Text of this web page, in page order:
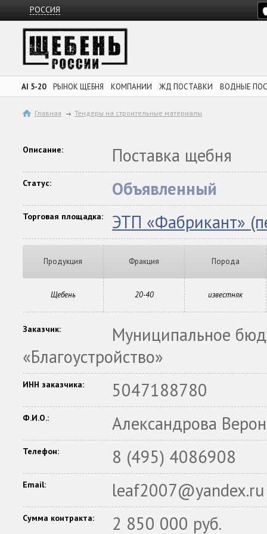
РОССИЯ
AI 5-20 РЫНОК ЩЕБНЯ КОМПАНИИ ЖД ПОСТАВКИ ВОДНЫЕ
Главная Тендеры на строительные материалы
Описание: Поставка щебня
Статус: Объявленный
Торговая площадка: ЭТП «Фабрикант»
Продукция Фракция Порода
Щебень 20-40 известняк
Заказчик:
Муниципальное
«Благоустройство»
ИНН заказчика: 5047188780
Ф.И.О.: Александрова
Телефон: 8 (495) 4086908
Email: leaf2007@yandex.ru
Сумма контракта: 2 850 000 руб.